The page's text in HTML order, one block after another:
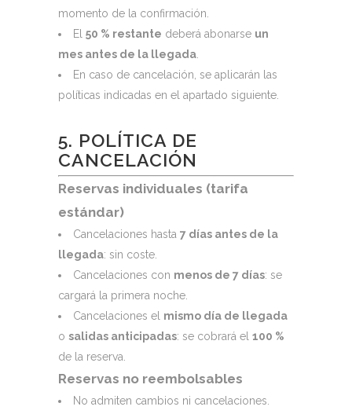
momento de la confirmación.
El 50 % restante deberá abonarse un
mes antes de la llegada
En caso de cancelación, se aplicarán las
políticas indicadas en el apartado siguiente.
5. POLÍTICA DE
CANCELACIÓN
Reservas individuales (tarifa
estándar)
Cancelaciones hasta 7 días antes de la
llegada: sin coste.
Cancelaciones con menos de 7 días: se
cargará la primera noche.
Cancelaciones el mismo día de llegada
o salidas anticipadas: se cobrará el 100 %
de la reserva.
Reservas no reembolsables
No admiten cambios ni cancelaciones.